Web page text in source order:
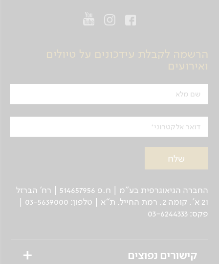
הרשמה לקבלת עידכונים על טיולים
ואירועים
שם מלא
דואר אלקטרוני
החברה הגיאוגרפית בע"מ | ח.פ 514657956 | רח’ הברזל
פקס: 03-6244333
קישורים נפוצים